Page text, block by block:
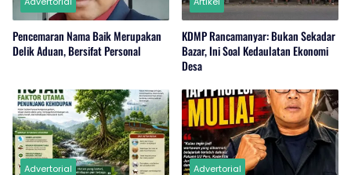
Pencemaran Nama Baik Merupakan
Delik Aduan, Bersifat Personal
KDMP Rancamanyar: Bukan Sekadar
Bazar, Ini Soal Kedaulatan Ekonomi
Desa
Advertorial Advertorial